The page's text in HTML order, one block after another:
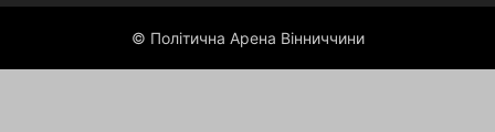
© Політична Арена Вінниччини